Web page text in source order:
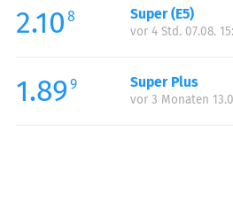
2.10 8 Super (E5)
vor 4 Std. 07.08.
1.89 9 Super Plus
vor 3 Monaten